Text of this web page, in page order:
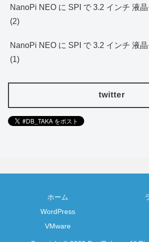
NanoPi NEO に SPI で 3.2 インチ 液
(2)
NanoPi NEO に SPI で 3.2 インチ 液
(1)
twitter
ホーム
WordPress
VMware